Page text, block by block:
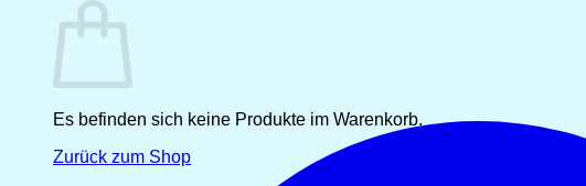
Es befinden sich keine Produkte im Warenkorb.
Zurück zum Shop